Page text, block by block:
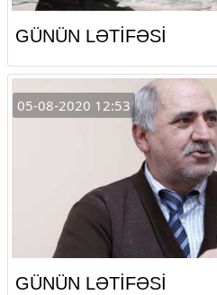
GÜNÜN LƏTİFƏSİ
05-08-2020 12:53
GÜNÜN LƏTİFƏSİ